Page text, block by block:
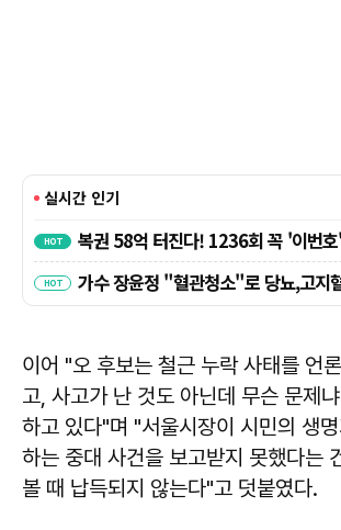
이어 "오 후보는 철근 누락 사태를 언
고, 사고가 난 것도 아닌데 무슨 문제
하고 있다"며 "서울시장이 시민의 생
하는 중대 사건을 보고받지 못했다는
볼 때 납득되지 않는다"고 덧붙였다.